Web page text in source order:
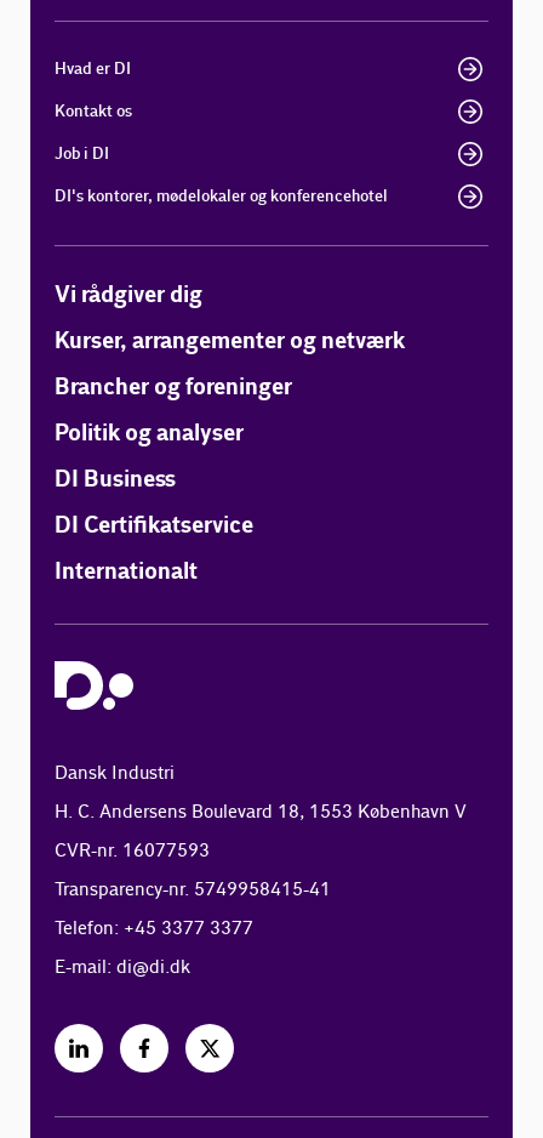
Hvad er DI
Kontakt os
Job i DI
DI's kontorer, mødelokaler og konferencehotel
Vi rådgiver dig
Kurser, arrangementer og netværk
Brancher og foreninger
Politik og analyser
DI Business
DI Certifikatservice
Internationalt
Dansk Industri
H. C. Andersens Boulevard 18, 1553 København V
CVR-nr. 16077593
Transparency-nr. 5749958415-41
Telefon: +45 3377 3377
E-mail:di@di.dk